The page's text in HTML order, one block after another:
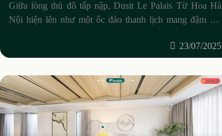
Giữa lòng thủ đô tấp nập, Dusit Le Palais Từ Hoa Hà
Nội hiện lên như một ốc đảo thanh lịch mang đậm hơi
23/07/2025